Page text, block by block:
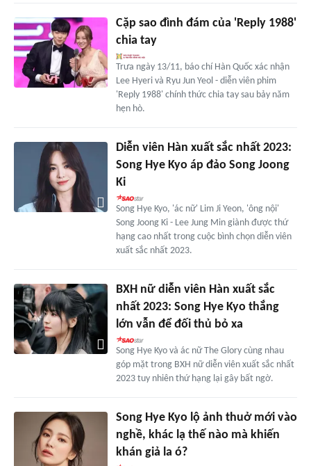
Cặp sao đình đám của 'Reply 1988'
chia tay
Trưa ngày 13/11, báo chí Hàn Quốc xác nhận
Lee Hyeri và Ryu Jun Yeol - diễn viên phim
'Reply 1988' chính thức chia tay sau bảy năm
hẹn hò.
Diễn viên Hàn xuất sắc nhất 2023:
Song Hye Kyo áp đảo Song Joong
Ki
Song Hye Kyo, 'ác nữ' Lim Ji Yeon, 'ông nội'
Song Joong Ki - Lee Jung Min giành được thứ
hạng cao nhất trong cuộc bình chọn diễn viên
xuất sắc nhất 2023.
BXH nữ diễn viên Hàn xuất sắc
nhất 2023: Song Hye Kyo thắng
lớn vẫn để đối thủ bỏ xa
Song Hye Kyo và ác nữ The Glory cùng nhau
góp mặt trong BXH nữ diễn viên xuất sắc nhất
2023 tuy nhiên thứ hạng lại gây bất ngờ.
Song Hye Kyo lộ ảnh thuở mới vào
nghề, khác lạ thế nào mà khiến
khán giả la ó?